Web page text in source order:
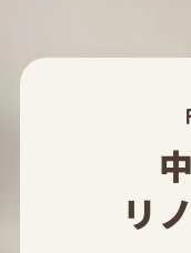
リ